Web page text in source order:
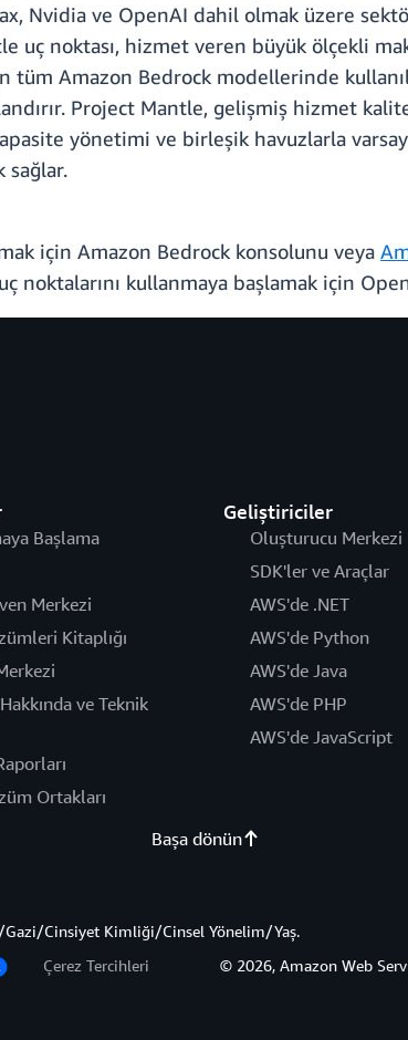
Nvidia ve OpenAI dahil olmak üzere
uç noktası, hizmet veren büyük ölçekli
tüm Amazon Bedrock modellerinde
Project Mantle, gelişmiş hizmet
yönetimi ve birleşik havuzlarla
sağlar.
için Amazon Bedrock konsolunu veya
noktalarını kullanmaya başlamak için
Başlama
Merkezi
Kitaplığı
ve Teknik
Ortakları
Geliştiriciler
Oluşturucu Merkezi
SDK'ler ve Araçlar
AWS'de .NET
AWS'de Python
AWS'de Java
AWS'de PHP
AWS'de JavaScript
Başa dönün
Gazi/Cinsiyet Kimliği/Cinsel Yönelim/Yaş.
Çerez Tercihleri © 2026, Amazon Web